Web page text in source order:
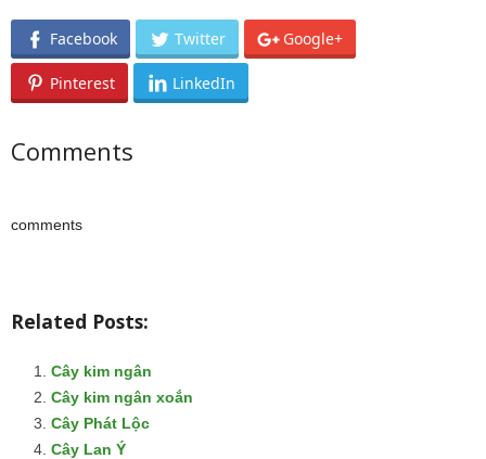
Facebook Twitter Google+
Pinterest LinkedIn
Comments
comments
Related Posts:
Cây kim ngân
Cây kim ngân xoắn
Cây Phát Lộc
Cây Lan Ý